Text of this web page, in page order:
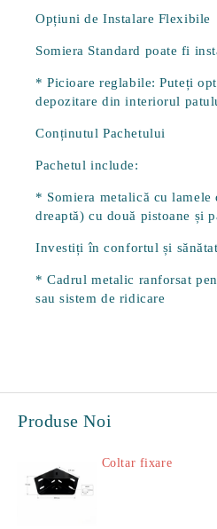
Opțiuni de Instalare Flexibile
Somiera Standard poate fi
*Picioare reglabile: Puteți
depozitare din interiorul
Conținutul Pachetului
Pachetul include:
* Somiera metalică cu
dreaptă) cu două pistoane și
Investiți în confortul și
* Cadrul metalic ranforsat
sau sistem de ridicare
Produse Noi
Coltar fixare